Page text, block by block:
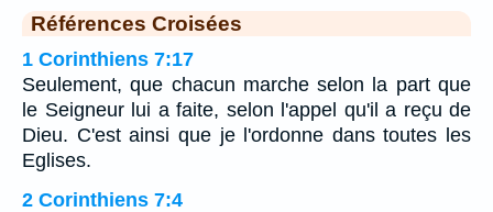
Références Croisées
1 Corinthiens 7:17
Seulement, que chacun marche selon la part que
le Seigneur lui a faite, selon l'appel qu'il a reçu de
Dieu. C'est ainsi que je l'ordonne dans toutes les
Eglises.
2 Corinthiens 7:4